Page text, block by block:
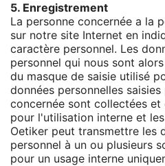
5. Enregistrement
La personne concernée a la
sur notre site Internet en
caractère personnel. Les
personnel qui nous sont
du masque de saisie utilisé
données personnelles
concernée sont collectées et
pour l'utilisation interne et
Oetiker peut transmettre les
personnel à un ou plusieurs
pour un usage interne